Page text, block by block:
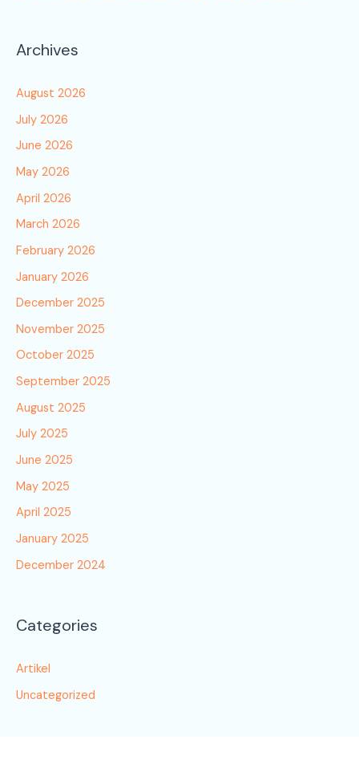
Archives
August 2026
July 2026
June 2026
May 2026
April 2026
March 2026
February 2026
January 2026
December 2025
November 2025
October 2025
September 2025
August 2025
July 2025
June 2025
May 2025
April 2025
January 2025
December 2024
Categories
Artikel
Uncategorized